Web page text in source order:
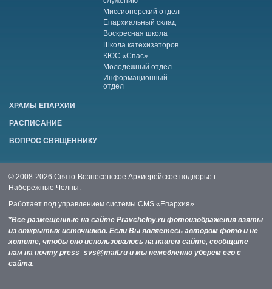
Миссионерский отдел
Епархиальный склад
Воскресная школа
Школа катехизаторов
КЮС «Спас»
Молодежный отдел
Информационный
отдел
ХРАМЫ ЕПАРХИИ
РАСПИСАНИЕ
ВОПРОС СВЯЩЕННИКУ
© 2008-2026 Свято-Вознесенское Архиерейское подворье г.
Набережные Челны.
Работает под управлением системы CMS «Епархия»
*Все размещенные на сайте Pravchelny.ru фотоизображения взяты
из открытых источников. Если Вы являетесь автором фото и не
хотите, чтобы оно использовалось на нашем сайте, сообщите
нам на почту press_svs@mail.ru и мы немедленно уберем его с
сайта.